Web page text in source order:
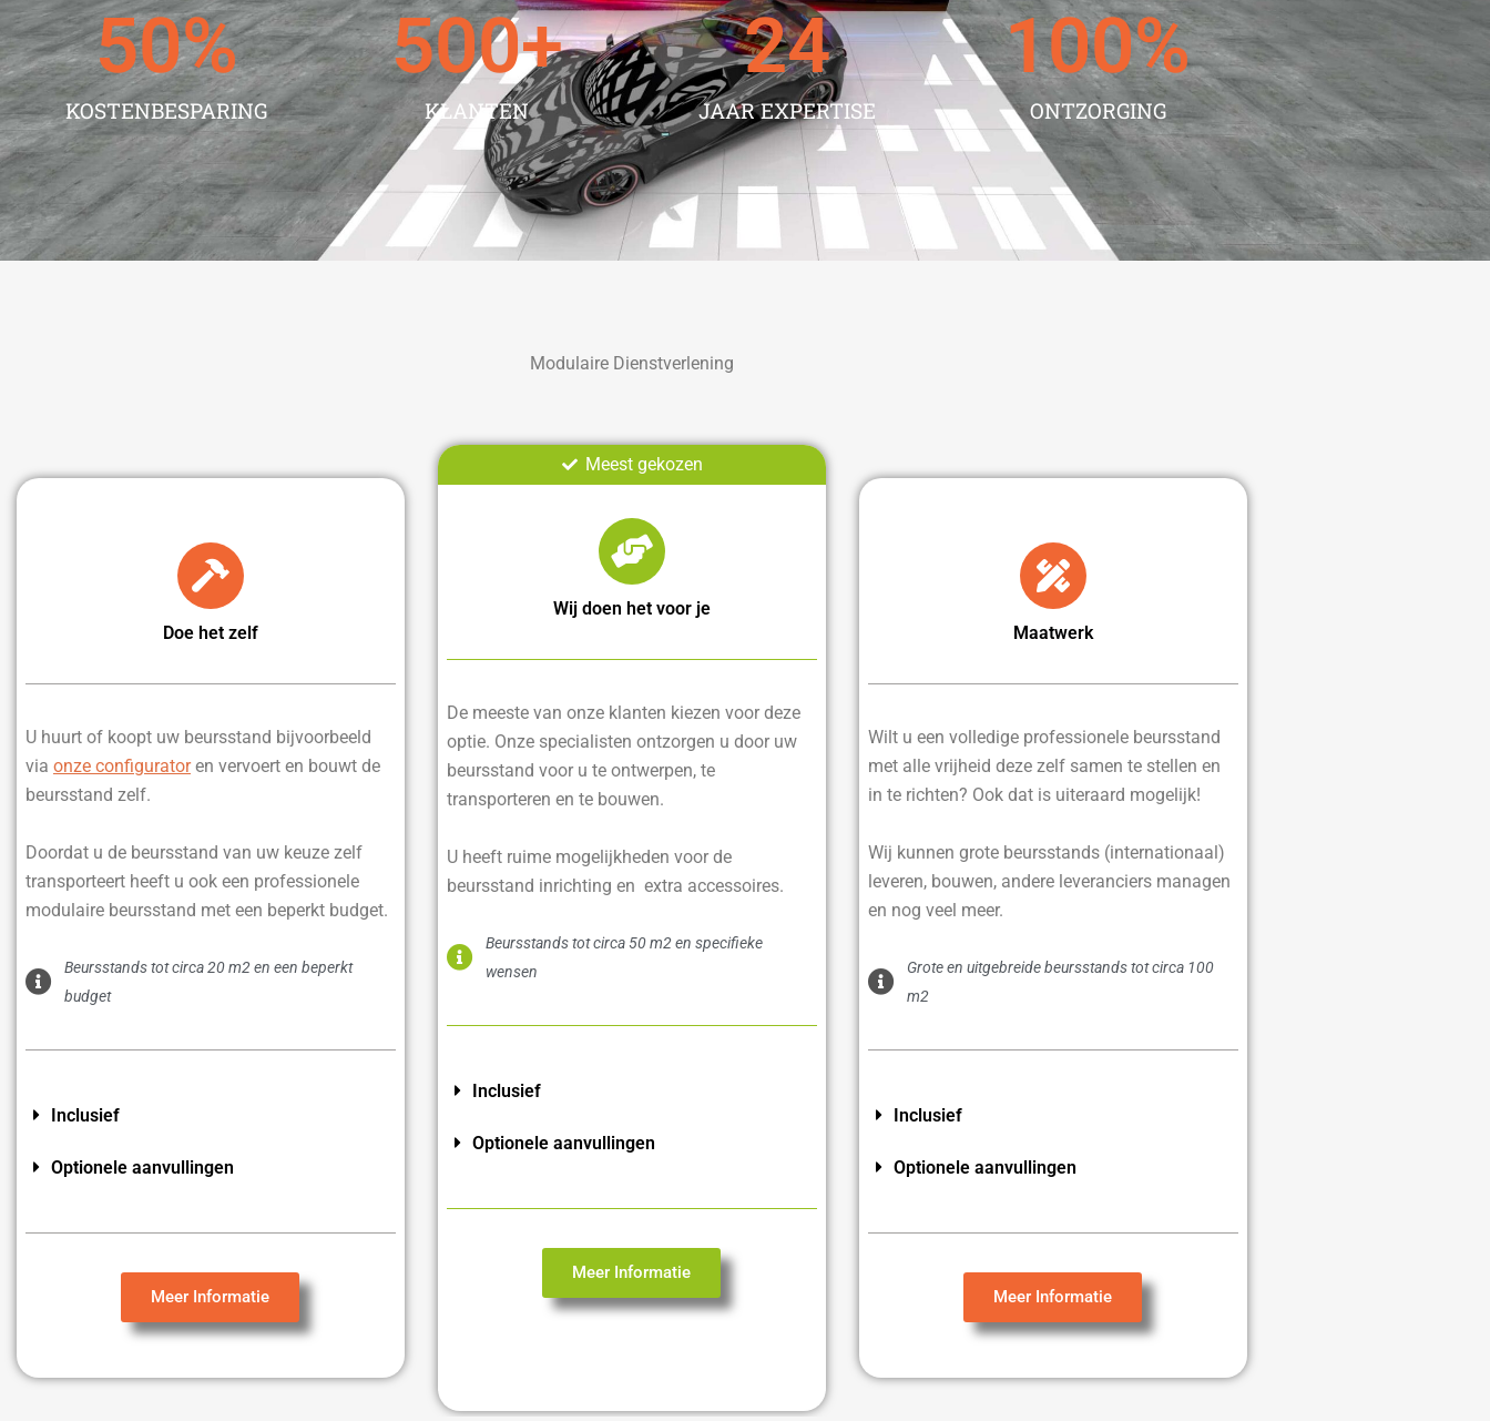
KOSTENBESPARING
50%
KLANTEN
500+
JAAR EXPERTISE
24
ONTZORGING
100%
Modulaire Dienstverlening
Doe het zelf
U huurt of koopt uw beursstand bijvoorbeeld
via onze configuratoren vervoert en bouwt de
beursstand zelf.
Doordat u de beursstand van uw keuze zelf
transporteert heeft u ook een professionele
modulaire beursstand met een beperkt budget.
Beursstands tot circa 20 m2 en een beperkt
budget
Inclusief
Optionele aanvullingen
Meer Informatie
Meest gekozen
Wij doen het voor je
De meeste van onze klanten kiezen voor deze
optie. Onze specialisten ontzorgen u door uw
beursstand voor u te ontwerpen, te
transporteren en te bouwen.
U heeft ruime mogelijkheden voor de
beursstand inrichting en extra accessoires.
Beursstands tot circa 50 m2 en specifieke
wensen
Inclusief
Optionele aanvullingen
Meer Informatie
Maatwerk
Wilt u een volledige professionele beursstand
met alle vrijheid deze zelf samen te stellen en
in te richten? Ook dat is uiteraard mogelijk!
Wij kunnen grote beursstands (internationaal)
leveren, bouwen, andere leveranciers managen
en nog veel meer.
Grote en uitgebreide beursstands tot circa 100
m2
Inclusief
Optionele aanvullingen
Meer Informatie